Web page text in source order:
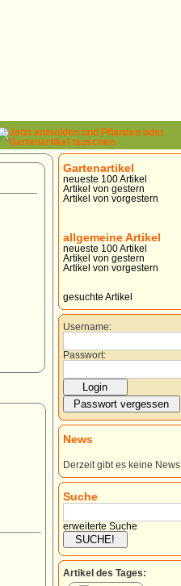
Gartenartikel
neueste 100 Artikel
Artikel von gestern
Artikel von vorgestern
allgemeine Artikel
neueste 100 Artikel
Artikel von gestern
Artikel von vorgestern
gesuchte Artikel
Username:
Passwort:
News
Derzeit gibt es keine News
Suche
erweiterte Suche
Artikel des Tages: